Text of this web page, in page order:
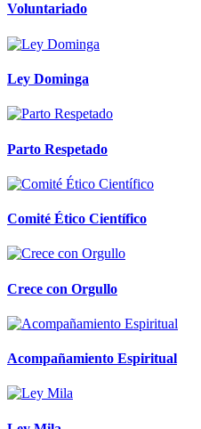
Voluntariado
Ley Dominga
Parto Respetado
Comité Ético Científico
Crece con Orgullo
Acompañamiento Espiritual